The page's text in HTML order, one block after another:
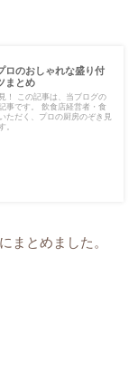
ロのおしゃれな盛り付
まとめ
！ この記事は、当ブログの
事です。 飲食店経営者・食
ただく、プロの厨房のぞき見
。
まとめました。